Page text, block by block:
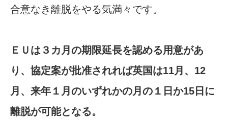
合意なき離脱をやる気満々です。
ＥＵは３カ月の期限延長を認める用意があ
り、協定案が批准されれば英国は11月、12
月、来年１月のいずれかの月の１日か15日に
離脱が可能となる。